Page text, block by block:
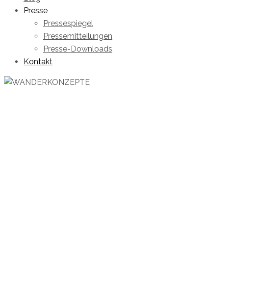
Presse
Pressespiegel
Pressemitteilungen
Presse-Downloads
Kontakt